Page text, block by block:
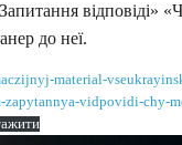
відповіді»
до неї.
material-
zapytannya-vidpovidi-chy-